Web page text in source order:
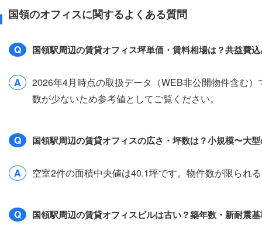
国領のオフィスに関するよくある質問
Q 国領駅周辺の賃貸オフィス坪単価・賃料相場は？共益費
A
2026年4月時点の取扱データ（WEB非公開物件含む
数が少ないため参考値としてご覧ください。
Q 国領駅周辺の賃貸オフィスの広さ・坪数は？小規模〜大
A 空室2件の面積中央値は40.1坪です。物件数が限られ
Q 国領駅周辺の賃貸オフィスビルは古い？築年数・新耐震